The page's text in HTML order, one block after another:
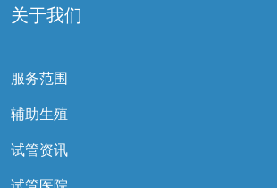
关于我们
服务范围
辅助生殖
试管资讯